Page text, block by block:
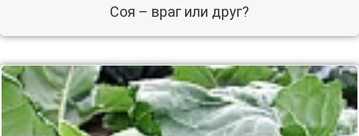
Соя – враг или друг?